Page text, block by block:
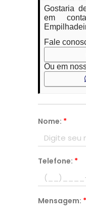
Gostaria
em
Fale
Ou em
Nome: *
Telefone: *
Mensagem: *